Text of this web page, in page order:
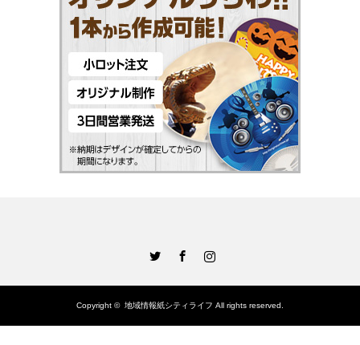
Copyright © 地域情報紙シティライフ All rights reserved.